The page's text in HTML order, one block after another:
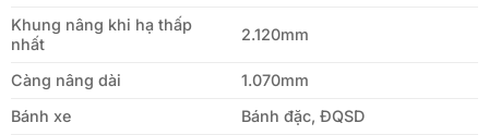
Khung nâng khi hạ thấp
nhất
2.120mm
Càng nâng dài
1.070mm
Bánh xe
Bánh đặc, ĐQSD